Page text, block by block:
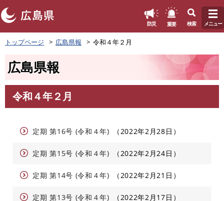
ペ
ー
頭
す
防災 重要 検索 メニュー
トップページ 広島県報 令和４年２月
広島県報
文
令和４年２月
定期 第16号 (令和４年) 2022年2月28日
定期 第15号 (令和４年) 2022年2月24日
定期 第14号 (令和４年) 2022年2月21日
定期 第13号 (令和４年) 2022年2月17日